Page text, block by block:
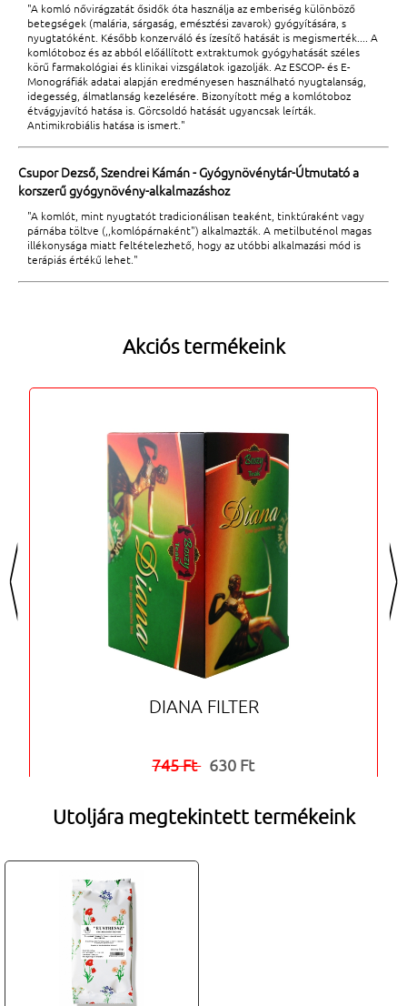
"A komló nővirágzatát ősidők óta használja az emberiség különböző
betegségek (malária, sárgaság, emésztési zavarok) gyógyítására, s
nyugtatóként. Később konzerváló és ízesítő hatását is megismerték.... A
komlótoboz és az abból előállított extraktumok gyógyhatását széles
körű farmakológiai és klinikai vizsgálatok igazolják. Az ESCOP- és E-
Monográfiák adatai alapján eredményesen használható nyugtalanság,
idegesség, álmatlanság kezelésére. Bizonyított még a komlótoboz
étvágyjavító hatása is. Görcsoldó hatását ugyancsak leírták.
Antimikrobiális hatása is ismert."
Csupor Dezső, Szendrei Kámán - Gyógynövénytár-Útmutató a
korszerű gyógynövény-alkalmazáshoz
"A komlót, mint nyugtatót tradicionálisan teaként, tinktúraként vagy
párnába töltve (,,komlópárnaként") alkalmazták. A metilbuténol magas
illékonysága miatt feltételezhető, hogy az utóbbi alkalmazási mód is
terápiás értékű lehet."
Akciós termékeink
<
DIANA FILTER
745 Ft 630 Ft
>
Utoljára megtekintett termékeink